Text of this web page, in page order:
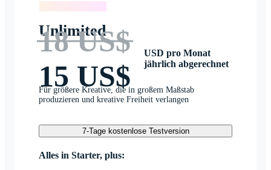
Unlimited
18 US$
15 US$
USD pro Monat
jährlich abgerechnet
Für größere Kreative, die in großem Maßstab
produzieren und kreative Freiheit verlangen
7-Tage kostenlose Testversion
Alles in Starter, plus: